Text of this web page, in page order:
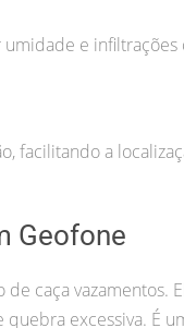
e infiltrações
facilitando a
Geofone
caça vazamentos.
quebra excessiva. É